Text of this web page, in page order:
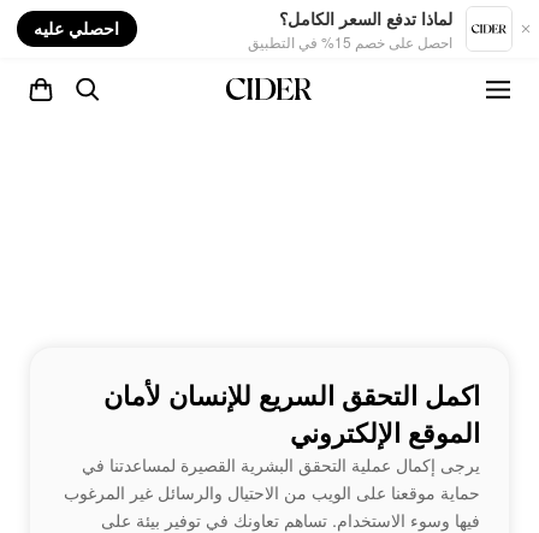
لماذا تدفع السعر الكامل؟
احصل على خصم 15% في التطبيق
احصلي عليه
اكمل التحقق السريع للإنسان لأمان
الموقع الإلكتروني
يرجى إكمال عملية التحقق البشرية القصيرة لمساعدتنا في
حماية موقعنا على الويب من الاحتيال والرسائل غير المرغوب
فيها وسوء الاستخدام. تساهم تعاونك في توفير بيئة على